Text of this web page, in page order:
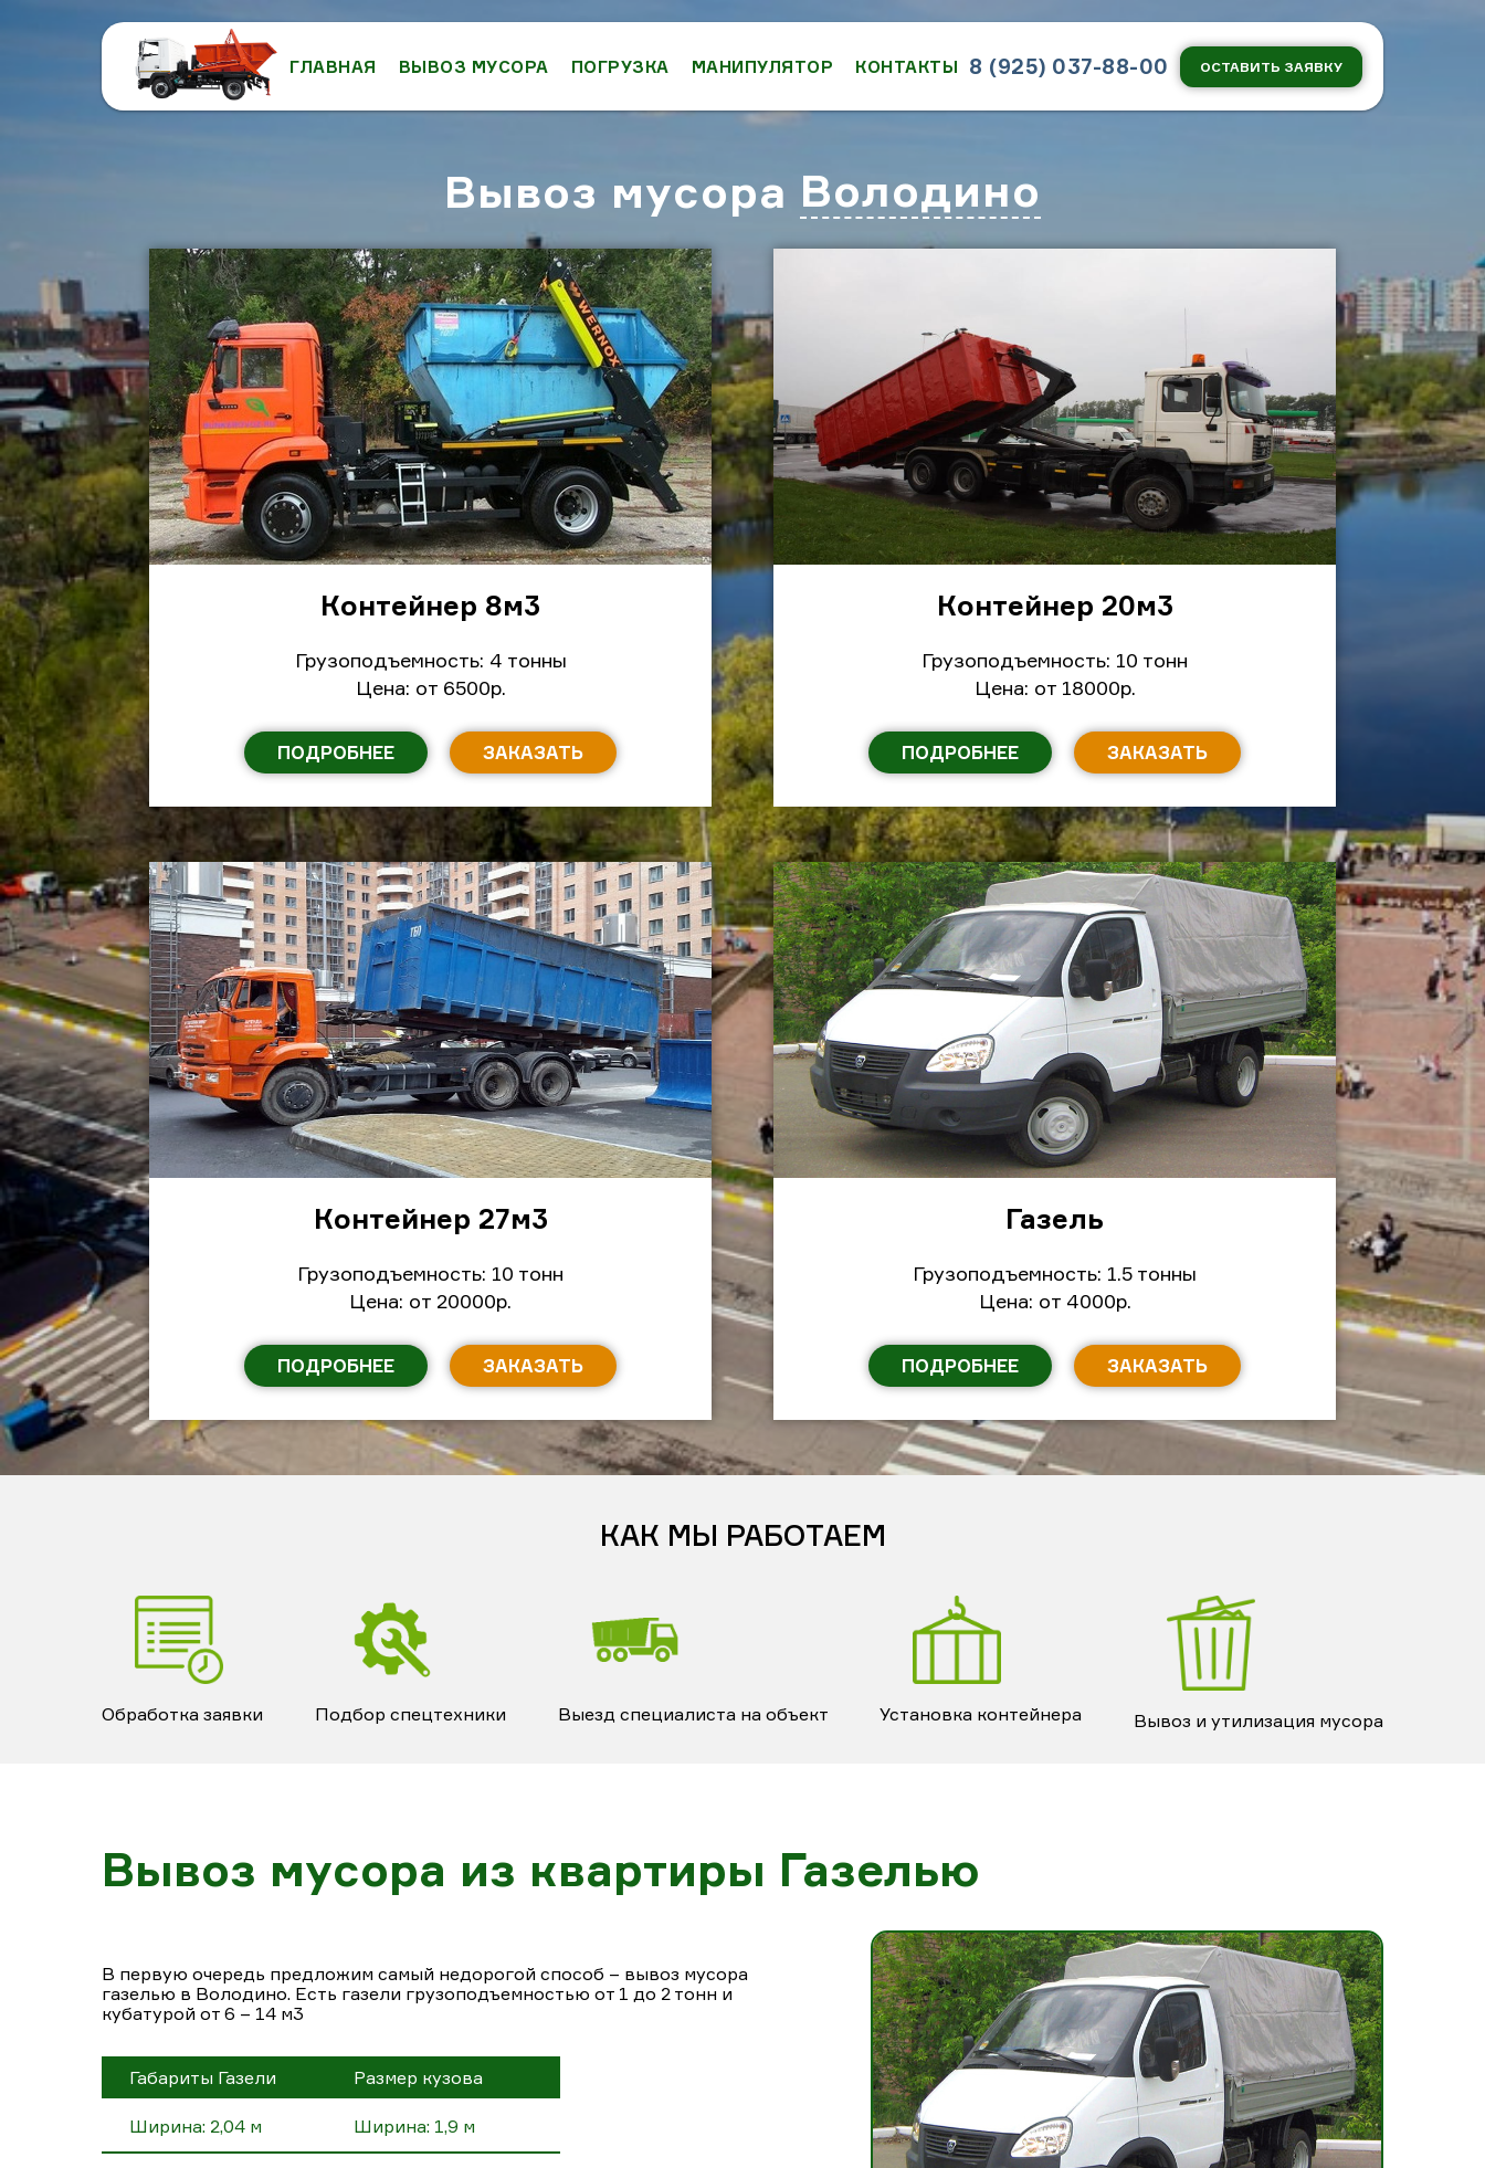
ГЛАВНАЯ ВЫВОЗ МУСОРА ПОГРУЗКА МАНИПУЛЯТОР КОНТАКТЫ 8 (925) 037-88-00 ОСТАВИТЬ ЗАЯВКУ
Вывоз мусора Володино
Контейнер 8м3
Грузоподъемность: 4 тонны
Цена: от 6500р.
ПОДРОБНЕЕ ЗАКАЗАТЬ
Контейнер 20м3
Грузоподъемность: 10 тонн
Цена: от 18000р.
ПОДРОБНЕЕ ЗАКАЗАТЬ
Контейнер 27м3
Грузоподъемность: 10 тонн
Цена: от 20000р.
ПОДРОБНЕЕ ЗАКАЗАТЬ
Газель
Грузоподъемность: 1.5 тонны
Цена: от 4000р.
ПОДРОБНЕЕ ЗАКАЗАТЬ
КАК МЫ РАБОТАЕМ
Обработка заявки Подбор спецтехники Выезд специалиста на объект Установка контейнера Вывоз и утилизация мусора
Вывоз мусора из квартиры Газелью
В первую очередь предложим самый недорогой способ – вывоз мусора
газелью в Володино. Есть газели грузоподъемностью от 1 до 2 тонн и
кубатурой от 6 – 14 м3
Габариты Газели
Ширина: 2,04 м
Размер кузова
Ширина: 1,9 м